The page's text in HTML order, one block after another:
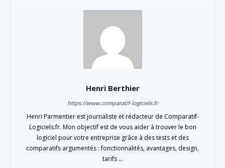
Henri Berthier
https://www.comparatif-logiciels.fr
Henri Parmentier est journaliste et rédacteur de Comparatif-
Logiciels.fr. Mon objectif est de vous aider à trouver le bon
logiciel pour votre entreprise grâce à des tests et des
comparatifs argumentés : fonctionnalités, avantages, design,
tarifs ...